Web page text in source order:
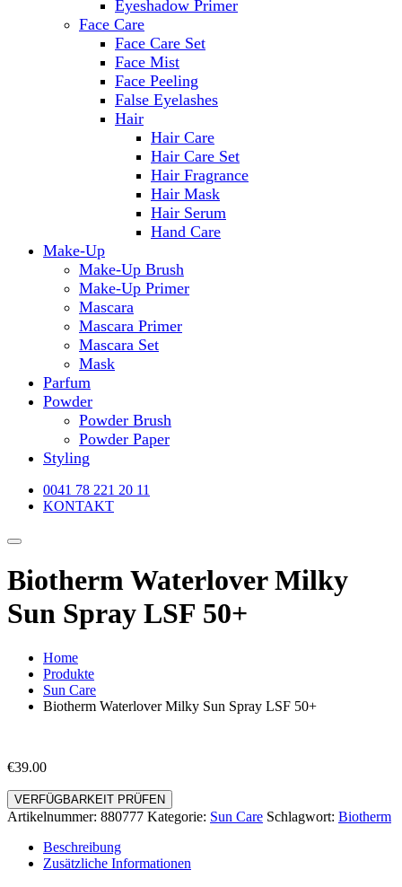
Eyeshadow Primer
Face Care
Face Care Set
Face Mist
Face Peeling
False Eyelashes
Hair
Hair Care
Hair Care Set
Hair Fragrance
Hair Mask
Hair Serum
Hand Care
Make-Up
Make-Up Brush
Make-Up Primer
Mascara
Mascara Primer
Mascara Set
Mask
Parfum
Powder
Powder Brush
Powder Paper
Styling
0041 78 221 20 11
KONTAKT
Biotherm Waterlover Milky
Sun Spray LSF 50+
Home
Produkte
Sun Care
Biotherm Waterlover Milky Sun Spray LSF 50+
€39.00
VERFÜGBARKEIT PRÜFEN
Artikelnummer: 880777 Kategorie: Sun Care Schlagwort: Biotherm
Beschreibung
Zusätzliche Informationen